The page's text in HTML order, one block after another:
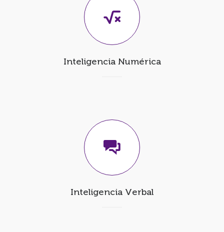
Inteligencia Numérica
Inteligencia Verbal